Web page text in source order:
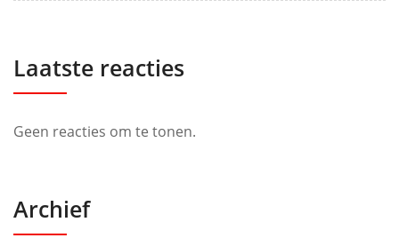
Laatste reacties
Geen reacties om te tonen.
Archief